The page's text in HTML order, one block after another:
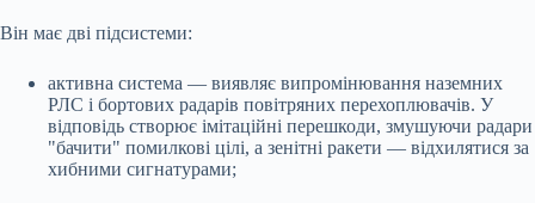
Він має дві підсистеми:
активна система — виявляє випромінювання наземних
РЛС і бортових радарів повітряних перехоплювачів. У
відповідь створює імітаційні перешкоди, змушуючи радари
"бачити" помилкові цілі, а зенітні ракети — відхилятися за
хибними сигнатурами;